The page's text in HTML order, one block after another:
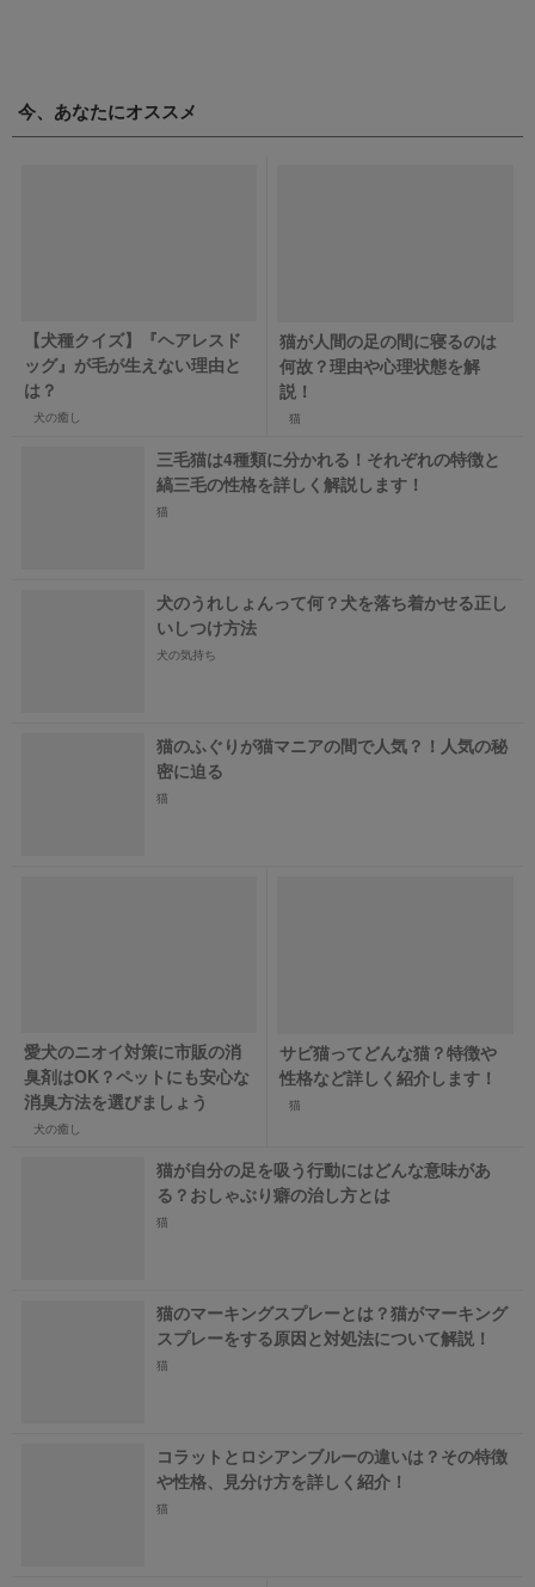
今、あなたにオススメ
【犬種クイズ】『ヘアレスド
ッグ』が毛が生えない理由と
は？
犬の癒し
猫が人間の足の間に寝るのは
何故？理由や心理状態を解
説！
猫
三毛猫は4種類に分かれる！それぞれの特徴と
縞三毛の性格を詳しく解説します！
猫
犬のうれしょんって何？犬を落ち着かせる正し
いしつけ方法
犬の気持ち
猫のふぐりが猫マニアの間で人気？！人気の秘
密に迫る
猫
愛犬のニオイ対策に市販の消
臭剤はOK？ペットにも安心な
消臭方法を選びましょう
犬の癒し
サビ猫ってどんな猫？特徴や
性格など詳しく紹介します！
猫
猫が自分の足を吸う行動にはどんな意味があ
る？おしゃぶり癖の治し方とは
猫
猫のマーキングスプレーとは？猫がマーキング
スプレーをする原因と対処法について解説！
猫
コラットとロシアンブルーの違いは？その特徴
や性格、見分け方を詳しく紹介！
猫